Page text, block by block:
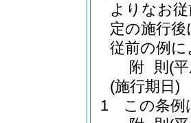
よりなお
定の施行
従前の例
附 則 (
(施行期日)
1
この条例